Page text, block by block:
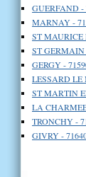
GUERFAND -
MARNAY -
ST MAURICE
ST
GERGY -
LESSARD LE
ST MARTIN
LA
TRONCHY -
GIVRY -